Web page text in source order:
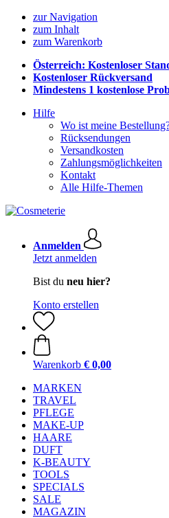
zur Navigation
zum Inhalt
zum Warenkorb
Österreich: Kostenloser
Kostenloser Rückversand
Mindestens 1 kostenlose
Hilfe
Wo ist meine
Rücksendungen
Versandkosten
Zahlungsmöglichkeiten
Kontakt
Alle Hilfe-Themen
Anmelden
Jetzt anmelden
Bist du neu hier?
Konto erstellen
Warenkorb € 0,00
MARKEN
TRAVEL
PFLEGE
MAKE-UP
HAARE
DUFT
K-BEAUTY
TOOLS
SPECIALS
SALE
MAGAZIN